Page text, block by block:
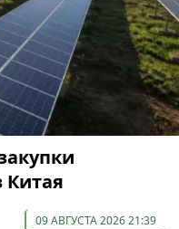
Китая
09 АВГУСТА 2026 21:39